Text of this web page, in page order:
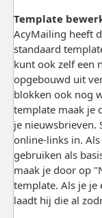
Template
AcyMailing heeft
standaard
kunt ook zelf een
opgebouwd uit
blokken ook nog
template maak je
je nieuwsbrieven.
online-links in.
gebruiken als
maak je door op
template. Als je je
laadt hij die al